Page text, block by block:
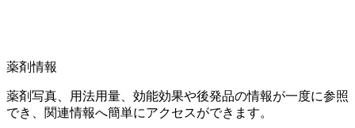
薬剤情報
薬剤写真、用法用量、効能効果や後発品の情報が一度に参照
でき、関連情報へ簡単にアクセスができます。